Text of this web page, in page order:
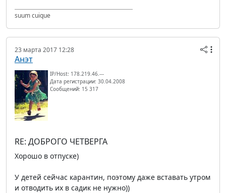
suum cuique
23 марта 2017 12:28
Анэт
IP/Host: 178.219.46.---
Дата регистрации: 30.04.2008
Сообщений: 15 317
RE: ДОБРОГО ЧЕТВЕРГА
Хорошо в отпуске)
У детей сейчас карантин, поэтому даже вставать утром
и отводить их в садик не нужно))